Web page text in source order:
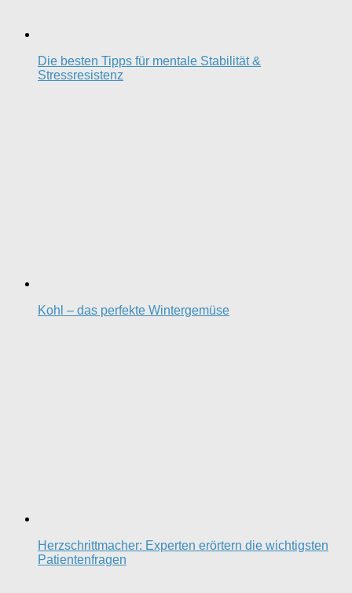
Die besten Tipps für mentale Stabilität &
Stressresistenz
Kohl – das perfekte Wintergemüse
Herzschrittmacher: Experten erörtern die wichtigsten
Patientenfragen